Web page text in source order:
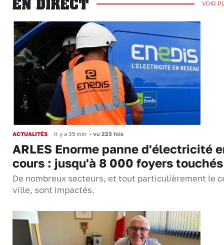
EN DIRECT VOIR
ACTUALITÉS Il y a 35 min • vu 223 fois
ARLES Enorme panne d'électricité
cours : jusqu'à 8 000 foyers touchés
De nombreux secteurs, et tout particulièrement le
ville, sont impactés.